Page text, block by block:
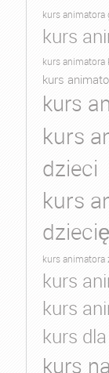
kurs animatora
kurs
kurs animatora
kurs
kurs
kurs
dzieci
kurs
kurs animatora
kurs
kurs
kurs
kurs